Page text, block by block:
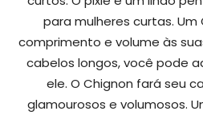
para mulheres curtas. Um
comprimento e volume às
cabelos longos, você pode
ele. O Chignon fará seu
glamourosos e volumosos.